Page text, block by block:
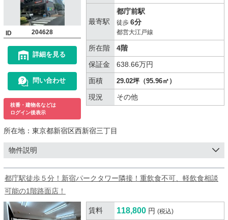
ID 204628
詳細を見る
問い合わせ
枝番・建物名などは
ログイン後表示
最寄駅
都庁前駅
徒歩 6分
都営大江戸線
所在階
4階
保証金
638.66万円
面積
29.02坪（95.96㎡）
現況 その他
所在地： 東京都新宿区西新宿三丁目
物件説明
都庁駅徒歩５分！新宿パークタワー隣接！重飲食不可、軽飲食相談
可能の1階路面店！
賃料 118,800 円 (税込)